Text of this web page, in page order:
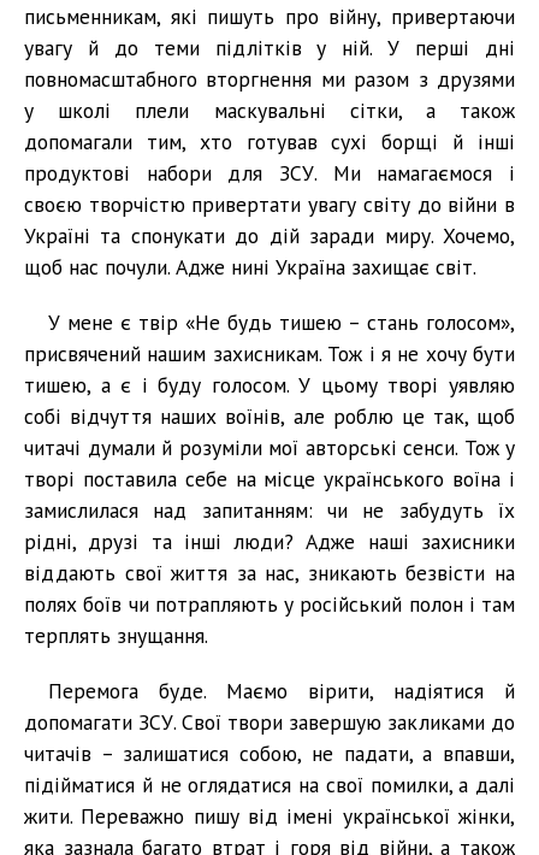
письменникам, які пишуть про війну, привертаючи
увагу й до теми підлітків у ній. У перші дні
повномасштабного вторгнення ми разом з друзями
у школі плели маскувальні сітки, а також
допомагали тим, хто готував сухі борщі й інші
продуктові набори для ЗСУ. Ми намагаємося і
своєю творчістю привертати увагу світу до війни в
Україні та спонукати до дій заради миру. Хочемо,
щоб нас почули. Адже нині Україна захищає світ.
У мене є твір «Не будь тишею – стань голосом»,
присвячений нашим захисникам. Тож і я не хочу бути
тишею, а є і буду голосом. У цьому творі уявляю
собі відчуття наших воїнів, але роблю це так, щоб
читачі думали й розуміли мої авторські сенси. Тож у
творі поставила себе на місце українського воїна і
замислилася над запитанням: чи не забудуть їх
рідні, друзі та інші люди? Адже наші захисники
віддають свої життя за нас, зникають безвісти на
полях боїв чи потрапляють у російський полон і там
терплять знущання.
Перемога буде. Маємо вірити, надіятися й
допомагати ЗСУ. Свої твори завершую закликами до
читачів – залишатися собою, не падати, а впавши,
підійматися й не оглядатися на свої помилки, а далі
жити. Переважно пишу від імені української жінки,
яка зазнала багато втрат і горя від війни, а також